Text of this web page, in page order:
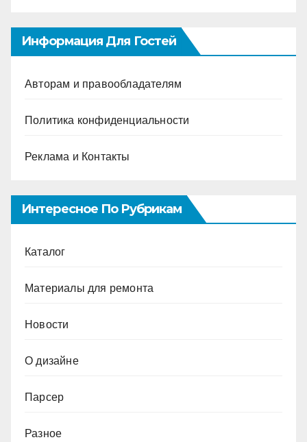
Информация Для Гостей
Авторам и правообладателям
Политика конфиденциальности
Реклама и Контакты
Интересное По Рубрикам
Каталог
Материалы для ремонта
Новости
О дизайне
Парсер
Разное